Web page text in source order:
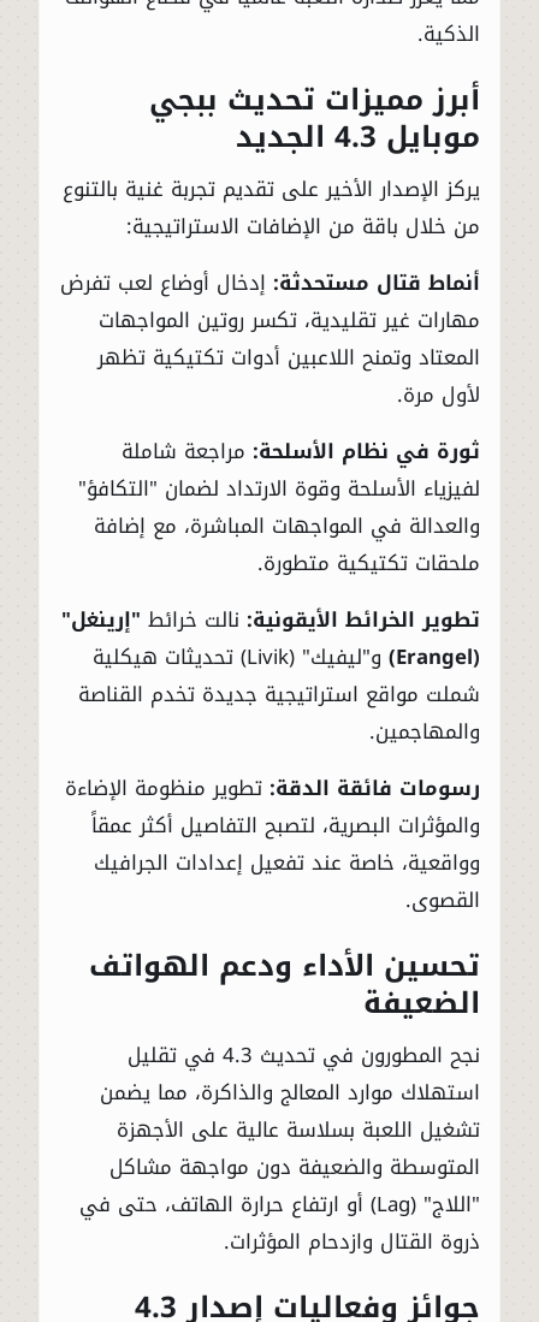
الذكية.
أبرز مميزات تحديث ببجي
موبايل 4.3 الجديد
يركز الإصدار الأخير على تقديم تجربة غنية بالتنوع
من خلال باقة من الإضافات الاستراتيجية:
أنماط قتال مستحدثة: إدخال أوضاع لعب تفرض
مهارات غير تقليدية، تكسر روتين المواجهات
المعتاد وتمنح اللاعبين أدوات تكتيكية تظهر
لأول مرة.
ثورة في نظام الأسلحة: مراجعة شاملة
لفيزياء الأسلحة وقوة الارتداد لضمان "التكافؤ"
والعدالة في المواجهات المباشرة، مع إضافة
ملحقات تكتيكية متطورة.
تطوير الخرائط الأيقونية: نالت خرائط "إرينغل"
(Erangel)
و"ليفيك" (Livik) تحديثات هيكلية
شملت مواقع استراتيجية جديدة تخدم القناصة
والمهاجمين.
رسومات فائقة الدقة: تطوير منظومة الإضاءة
والمؤثرات البصرية، لتصبح التفاصيل أكثر عمقاً
وواقعية، خاصة عند تفعيل إعدادات الجرافيك
القصوى.
تحسين الأداء ودعم الهواتف
الضعيفة
نجح المطورون في تحديث 4.3 في تقليل
استهلاك موارد المعالج والذاكرة، مما يضمن
تشغيل اللعبة بسلاسة عالية على الأجهزة
المتوسطة والضعيفة دون مواجهة مشاكل
"اللاج" (Lag) أو ارتفاع حرارة الهاتف، حتى في
ذروة القتال وازدحام المؤثرات.
جوائز وفعاليات إصدار 4.3